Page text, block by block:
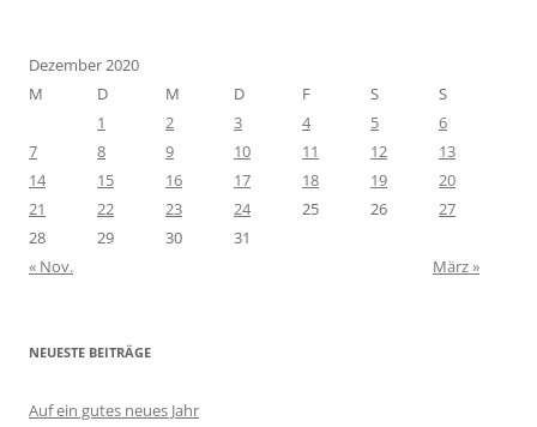
Dezember 2020
M
D M D F S
S
1
2 3 4 5
6
7
8 9 10 11 12
13
14
15 16 17 18 19
20
21
22 23 24 25 26
27
28
29 30
31
« Nov.
März »
NEUESTE BEITRÄGE
Auf ein gutes neues Jahr